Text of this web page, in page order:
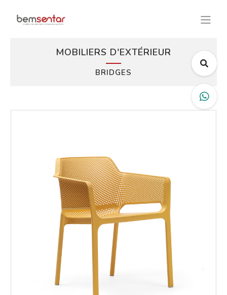
MOBILIERS D'EXTÉRIEUR
BRIDGES